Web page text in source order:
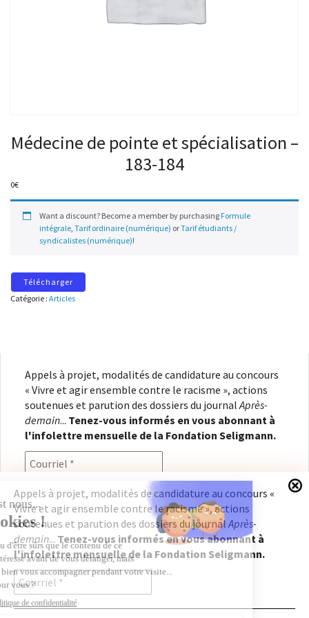
Médecine de pointe et spécialisation –
183-184
0€
Want a discount? Become a member by purchasing Formule
intégrale, Tarif ordinaire (numérique) orTarif étudiants /
syndicalistes (numérique)!
Télécharger
Catégorie : Articles
Appels à projet, modalités de candidature au concours
« Vivre et agir ensemble contre le racisme », actions
soutenues et parution des dossiers du journal Après-
demain... Tenez-vous informés en vous abonnant à
l'infolettre mensuelle de la Fondation Seligmann.
En renseignant votre adresse électronique, vous
consentez à recevoir l'infolettre de la Fondation
Seligmann, conformément à notrepolitique de
confidentialité. Il vous sera possible de vous
désabonner à tout moment.
Appels à projet, modalités de candidature au concours «
Vivre et agir ensemble contre le racisme », actions
soutenues et parution des dossiers du journalAprès-
demain... Tenez-vous informés en vous abonnant à
l'infolettre mensuelle de la Fondation Seligmann.